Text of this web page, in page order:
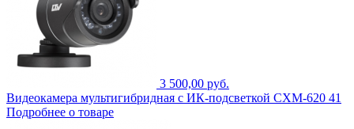
3 500,00 руб.
Видеокамера мультигибридная с ИК-подсветкой CXM-620 41
Подробнее о товаре